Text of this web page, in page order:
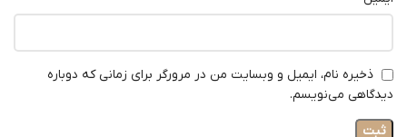
ذخیره نام، ایمیل و وبسایت من در مرورگر برای زمانی که دوباره
دیدگاهی می‌نویسم.